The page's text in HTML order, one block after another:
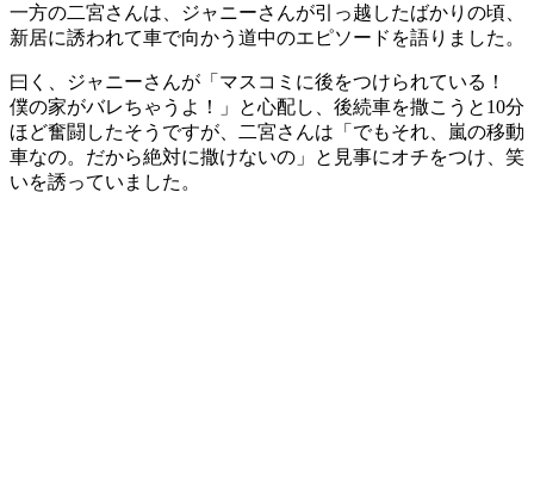
一方の二宮さんは、ジャニーさんが引っ越したばかりの頃、
新居に誘われて車で向かう道中のエピソードを語りました。
曰く、ジャニーさんが「マスコミに後をつけられている！
僕の家がバレちゃうよ！」と心配し、後続車を撒こうと10分
ほど奮闘したそうですが、二宮さんは「でもそれ、嵐の移動
車なの。だから絶対に撒けないの」と見事にオチをつけ、笑
いを誘っていました。